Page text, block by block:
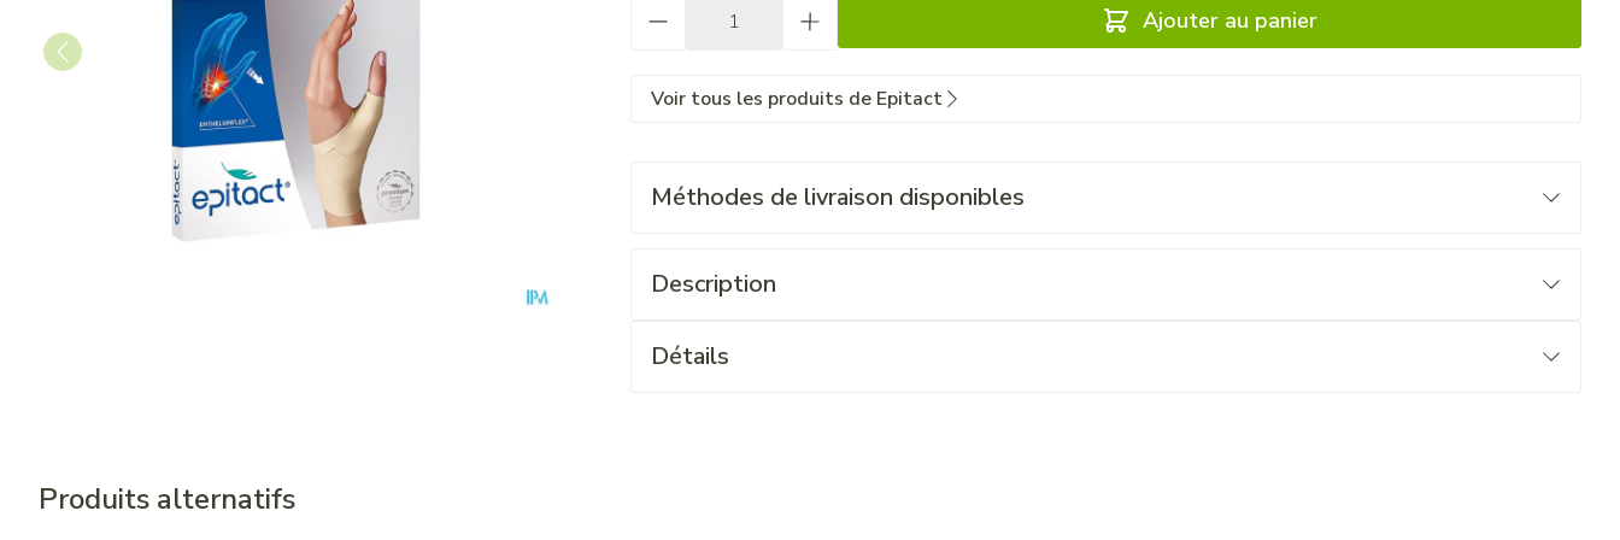
Ajouter au panier
Voir tous les produits de Epitact
Méthodes de livraison disponibles
Description
Détails
Produits alternatifs